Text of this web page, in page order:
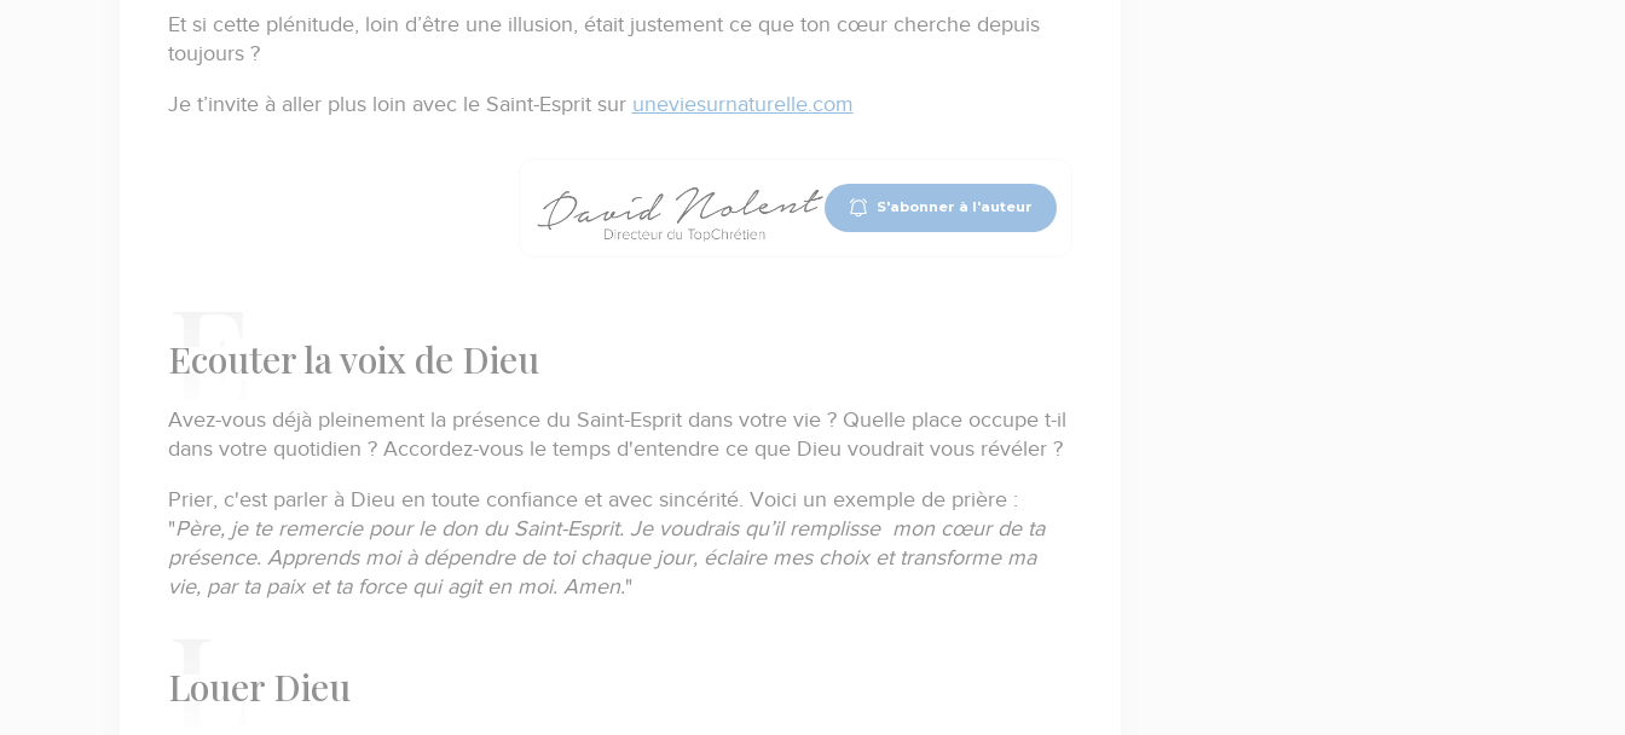
Et si cette plénitude, loin d’être une illusion, était justement ce que ton cœur cherche depuis
toujours ?
Je t’invite à aller plus loin avec le Saint-Esprit sur uneviesurnaturelle.com
S'abonner à l'auteur
Ecouter la voix de Dieu
Avez-vous déjà pleinement la présence du Saint-Esprit dans votre vie ? Quelle place occupe t-il
dans votre quotidien ? Accordez-vous le temps d'entendre ce que Dieu voudrait vous révéler ?
Prier, c'est parler à Dieu en toute confiance et avec sincérité. Voici un exemple de prière :
"Père, je te remercie pour le don du Saint-Esprit. Je voudrais qu’il remplisse mon cœur de ta
présence. Apprends moi à dépendre de toi chaque jour, éclaire mes choix et transforme ma
vie, par ta paix et ta force qui agit en moi. Amen."
Louer Dieu